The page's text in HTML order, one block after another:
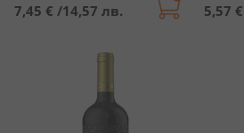
7,45 € /14,57 лв. 5,57 €